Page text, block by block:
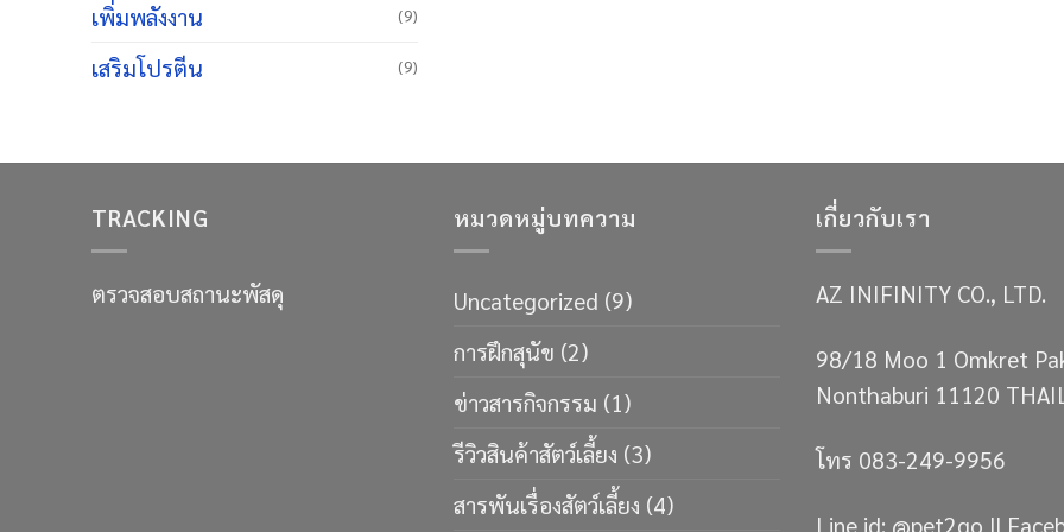
เพิ่มพลังงาน (9)
เสริมโปรตีน (9)
TRACKING
ตรวจสอบสถานะพัสดุ
หมวดหมู่บทความ
Uncategorized (9)
การฝึกสุนัข (2)
ข่าวสารกิจกรรม (1)
รีวิวสินค้าสัตว์เลี้ยง (3)
สารพันเรื่องสัตว์เลี้ยง (4)
เกี่ยวกับเรา
AZ INIFINITY CO., LTD.
98/18 Moo 1 Omkret
Nonthaburi 11120
โทร 083-249-9956
Line id: @pet2go ||